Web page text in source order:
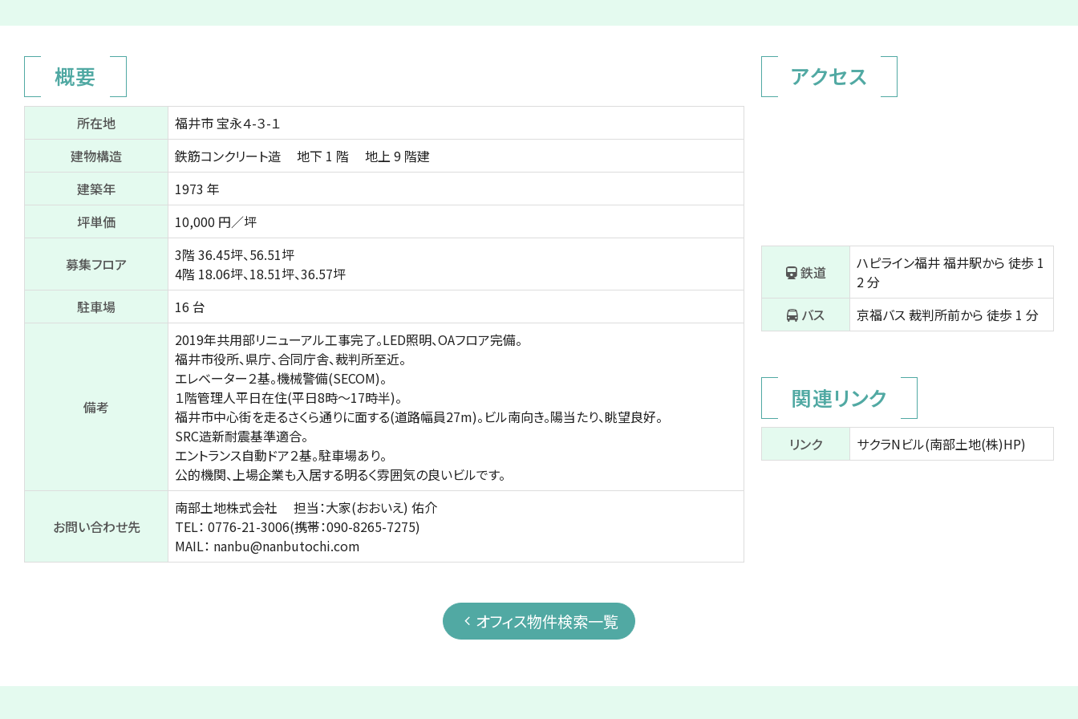
概要
所在地
福井市 宝永４-３-１
建物構造
鉄筋コンクリート造 地下 1 階
地上 9 階建
建築年
1973 年
坪単価
10,000 円／坪
募集フロア 3階36.45坪、56.51坪
4階 18.06坪、18.51坪、36.57坪
駐車場
16 台
備考
2019年共用部リニューアル工事完了。LED照明、OAフロア完備。
福井市役所、県庁、合同庁舎、裁判所至近。
エレベーター２基。機械警備(SECOM)。
１階管理人平日在住(平日8時～17時半)。
福井市中心街を走るさくら通りに面する(道路幅員27m)。ビル南向き。陽当たり、眺望良好。
SRC造新耐震基準適合。
エントランス自動ドア２基。駐車場あり。
公的機関、上場企業も入居する明るく雰囲気の良いビルです。
お問い合わせ先
南部土地株式会社
担当：大家(おおいえ) 佑介
TEL： 0776-21-3006(携帯：090-8265-7275)
MAIL： nanbu@nanbutochi.com
アクセス
鉄道 ハピライン福井福井駅から 徒歩 1
2 分
バス
京福バス裁判所前から 徒歩 1 分
関連リンク
リンク サクラNビル(南部土地(株)HP)
オフィス物件検索一覧